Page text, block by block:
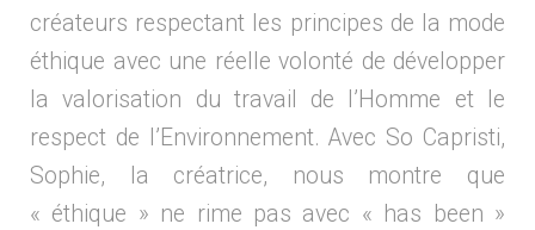
créateurs respectant les principes de la mode
éthique avec une réelle volonté de développer
la valorisation du travail de l’Homme et le
respect de l’Environnement. Avec So Capristi,
Sophie, la créatrice, nous montre que
« éthique » ne rime pas avec « has been »